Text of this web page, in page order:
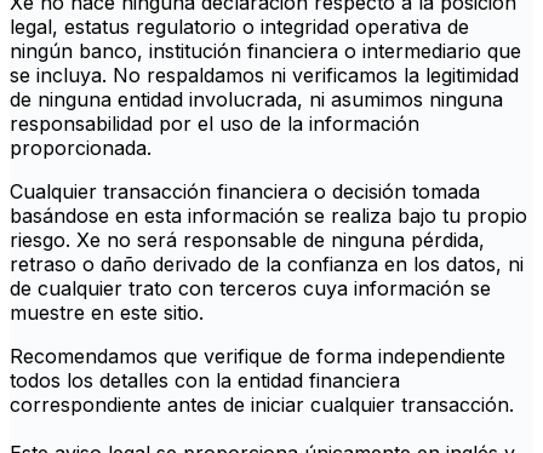
legal, estatus regulatorio o integridad operativa de
ningún banco, institución financiera o intermediario que
se incluya. No respaldamos ni verificamos la legitimidad
de ninguna entidad involucrada, ni asumimos ninguna
responsabilidad por el uso de la información
proporcionada.
Cualquier transacción financiera o decisión tomada
basándose en esta información se realiza bajo tu propio
riesgo. Xe no será responsable de ninguna pérdida,
retraso o daño derivado de la confianza en los datos, ni
de cualquier trato con terceros cuya información se
muestre en este sitio.
Recomendamos que verifique de forma independiente
todos los detalles con la entidad financiera
correspondiente antes de iniciar cualquier transacción.